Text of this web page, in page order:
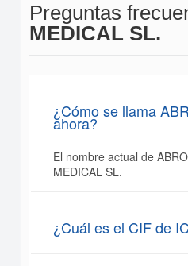
Preguntas
MEDICAL SL.
¿Cómo se llama
ahora?
El nombre actual de
MEDICAL SL.
¿Cuál es el CIF de